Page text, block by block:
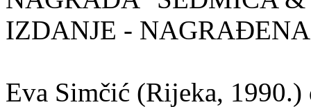
IZDANJE -
Eva Simčić (Rijeka, 1990.)